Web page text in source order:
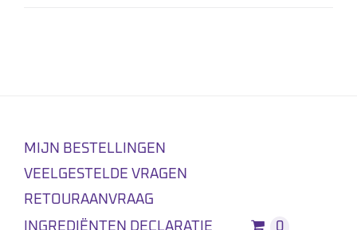
MIJN BESTELLINGEN
VEELGESTELDE VRAGEN
RETOURAANVRAAG
INGREDIËNTEN DECLARATIE
0